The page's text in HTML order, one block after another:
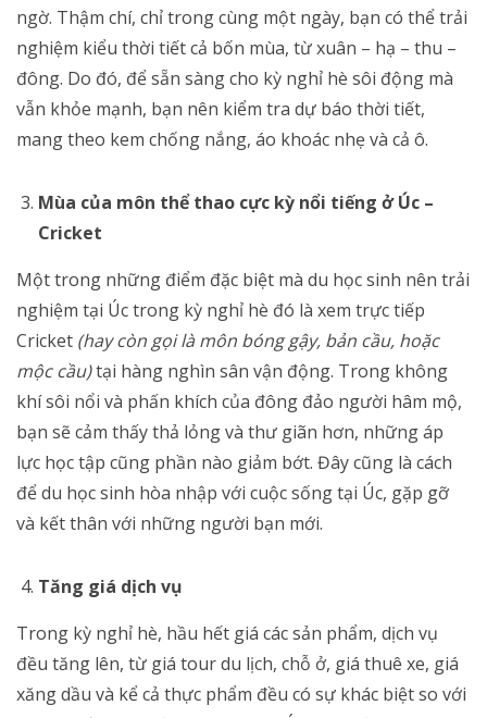
ngờ. Thậm chí, chỉ trong cùng một ngày, bạn có thể trải
nghiệm kiểu thời tiết cả bốn mùa, từ xuân – hạ – thu –
đông. Do đó, để sẵn sàng cho kỳ nghỉ hè sôi động mà
vẫn khỏe mạnh, bạn nên kiểm tra dự báo thời tiết,
mang theo kem chống nắng, áo khoác nhẹ và cả ô.
Mùa của môn thể thao cực kỳ nổi tiếng ở Úc –
Cricket
Một trong những điểm đặc biệt mà du học sinh nên trải
nghiệm tại Úc trong kỳ nghỉ hè đó là xem trực tiếp
Cricket (hay còn gọi là môn bóng gậy, bản cầu, hoặc
mộc cầu)tại hàng nghìn sân vận động. Trong không
khí sôi nổi và phấn khích của đông đảo người hâm mộ,
bạn sẽ cảm thấy thả lỏng và thư giãn hơn, những áp
lực học tập cũng phần nào giảm bớt. Đây cũng là cách
để du học sinh hòa nhập với cuộc sống tại Úc, gặp gỡ
và kết thân với những người bạn mới.
Tăng giá dịch vụ
Trong kỳ nghỉ hè, hầu hết giá các sản phẩm, dịch vụ
đều tăng lên, từ giá tour du lịch, chỗ ở, giá thuê xe, giá
xăng dầu và kể cả thực phẩm đều có sự khác biệt so với